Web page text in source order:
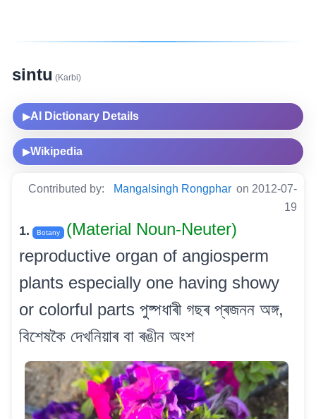
sintu (Karbi)
▶AI Dictionary Details
▶Wikipedia
Contributed by: Mangalsingh Rongphar on 2012-07-
19
1. Botany
(Material Noun-Neuter)
reproductive organ of angiosperm
plants especially one having showy
or colorful parts পুষ্পধাৰী গছৰ প্ৰজনন অঙ্গ,
বিশেষকৈ দেখনিয়াৰ বা ৰঙীন অংশ